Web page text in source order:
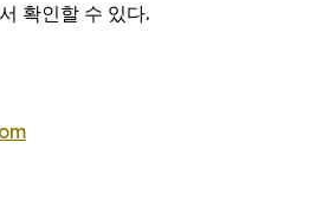
확인할 수 있다.